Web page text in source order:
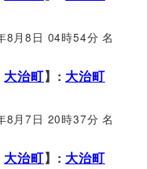
8月8日 04時54分 名
大治町】: 大治町
8月7日 20時37分 名
大治町】: 大治町